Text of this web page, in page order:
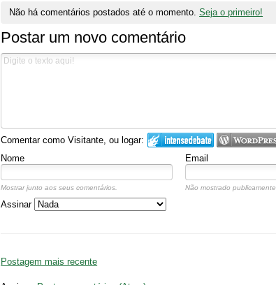
Não há comentários postados até o momento.Seja o primeiro!
Postar um novo comentário
Comentar como Visitante, ou logar:
Nome Email
Mostrar junto aos seus comentários. Não mostrado publicamente.
Assinar
Postagem mais recente